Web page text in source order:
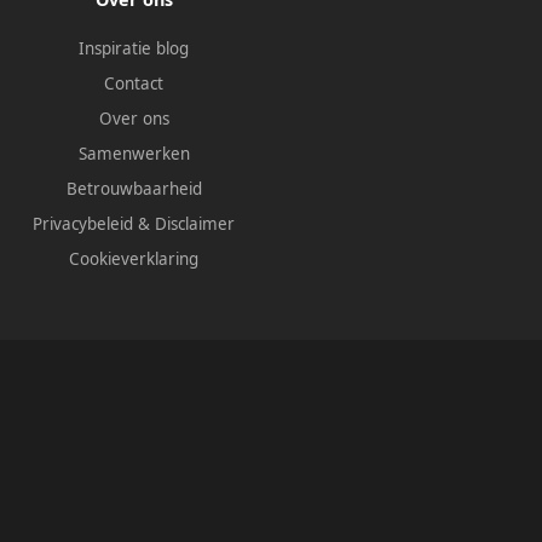
Inspiratie blog
Contact
Over ons
Samenwerken
Betrouwbaarheid
Privacybeleid & Disclaimer
Cookieverklaring